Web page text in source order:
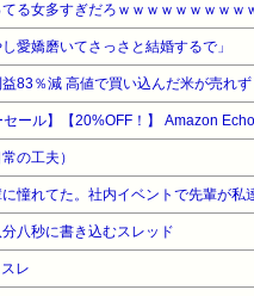
てる女多すぎだろｗｗｗｗｗｗｗｗｗ
愛嬌磨いてさっさと結婚するで」
83％減 高値で買い込んだ米が売れ
の工夫）
八秒に書き込むスレッド
レ